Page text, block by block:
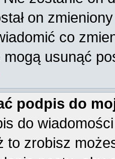
on
co
usunąć
podpis do
do
to zrobisz